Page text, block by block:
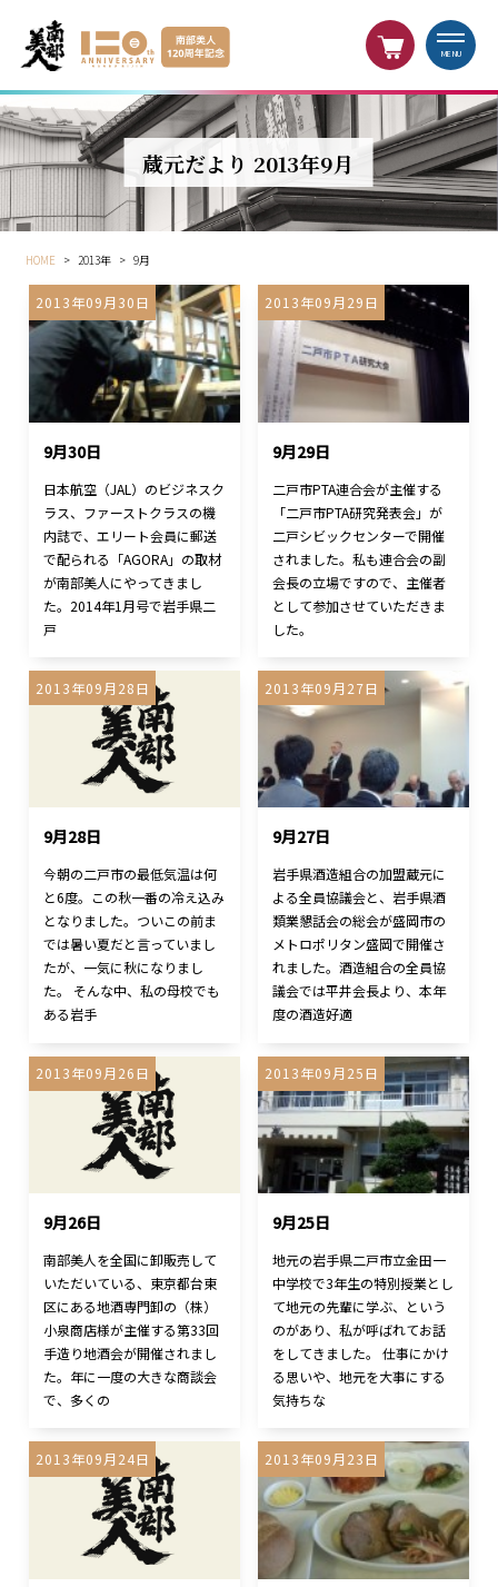
MENU
蔵元だより 2013年9月
HOME > 2013年 > 9月
2013年09月30日
9月30日
日本航空（JAL）のビジネスク
ラス、ファーストクラスの機
内誌で、エリート会員に郵送
で配られる「AGORA」の取材
が南部美人にやってきまし
た。2014年1月号で岩手県二
戸
2013年09月29日
9月29日
二戸市PTA連合会が主催する
「二戸市PTA研究発表会」が
二戸シビックセンターで開催
されました。私も連合会の副
会長の立場ですので、主催者
として参加させていただきま
した。
2013年09月28日
9月28日
今朝の二戸市の最低気温は何
と6度。この秋一番の冷え込み
となりました。ついこの前ま
では暑い夏だと言っていまし
たが、一気に秋になりまし
た。 そんな中、私の母校でも
ある岩手
2013年09月27日
9月27日
岩手県酒造組合の加盟蔵元に
よる全員協議会と、岩手県酒
類業懇話会の総会が盛岡市の
メトロポリタン盛岡で開催さ
れました。酒造組合の全員協
議会では平井会長より、本年
度の酒造好適
2013年09月26日
9月26日
南部美人を全国に卸販売して
いただいている、東京都台東
区にある地酒専門卸の（株）
小泉商店様が主催する第33回
手造り地酒会が開催されまし
た。年に一度の大きな商談会
で、多くの
2013年09月25日
9月25日
地元の岩手県二戸市立金田一
中学校で3年生の特別授業とし
て地元の先輩に学ぶ、という
のがあり、私が呼ばれてお話
をしてきました。 仕事にかけ
る思いや、地元を大事にする
気持ちな
2013年09月24日 2013年09月23日